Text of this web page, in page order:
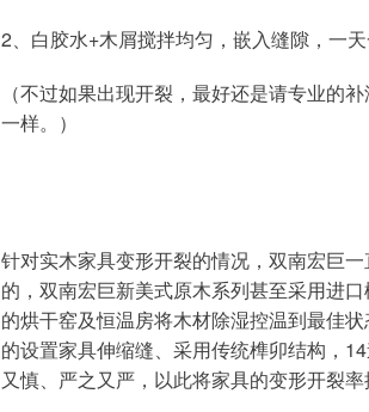
2、白胶水+木屑搅拌均匀，嵌入缝隙，一天
（不过如果出现开裂，最好还是请专业的
一样。）
针对实木家具变形开裂的情况，双南宏巨
的，双南宏巨新美式原木系列甚至采用进
的烘干窑及恒温房将木材除湿控温到最佳
的设置家具伸缩缝、采用传统榫卯结构，
又慎、严之又严，以此将家具的变形开裂率